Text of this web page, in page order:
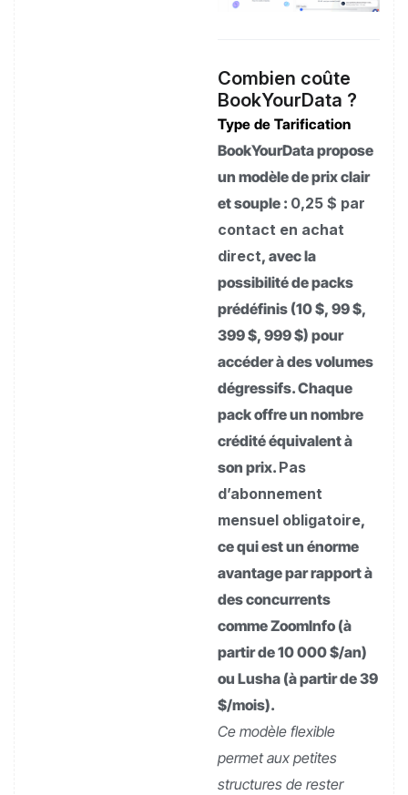
Combien coûte
BookYourData ?
Type de Tarification
BookYourData propose
un modèle de prix clair
et souple : 0,25 $ par
contact en achat
direct, avec la
possibilité de packs
prédéfinis (10 $, 99 $,
399 $, 999 $) pour
accéder à des volumes
dégressifs. Chaque
pack offre un nombre
crédité équivalent à
son prix. Pas
d’abonnement
mensuel obligatoire,
ce qui est un énorme
avantage par rapport à
des concurrents
comme ZoomInfo (à
partir de 10 000 $/an)
ou Lusha (à partir de 39
$/mois).
Ce modèle flexible
permet aux petites
structures de rester